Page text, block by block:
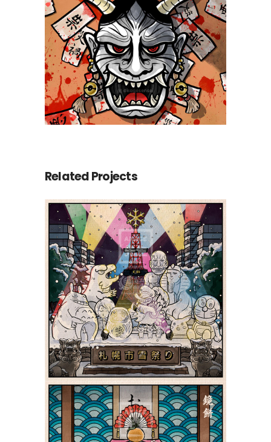
Related Projects
Le Yuki Matsuri de
Sapporo 札幌市雪祭り |
Shiki 四季
Yokai